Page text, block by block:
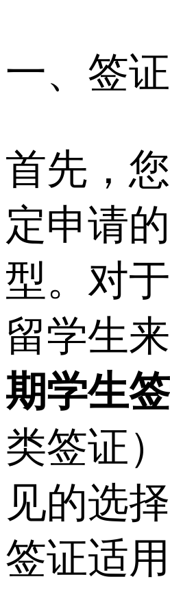
一、签
首先，
定申请
型。对
留学生来
期学生
类签证
见的选
签证适